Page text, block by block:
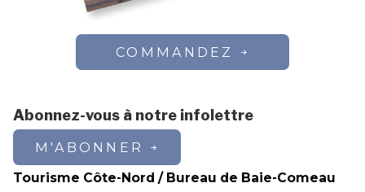
COMMANDEZ
Abonnez-vous à notre infolettre
M'ABONNER
Tourisme Côte-Nord / Bureau de Baie-Comeau